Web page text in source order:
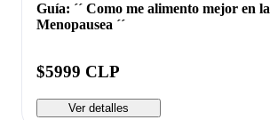
Guía: ´´ Como me alimento mejor en la
Menopausea ´´
$5999 CLP
Ver detalles